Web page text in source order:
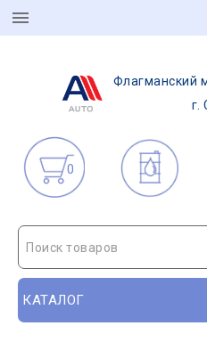
Флагманский
г.
0
Поиск товаров
КАТАЛОГ